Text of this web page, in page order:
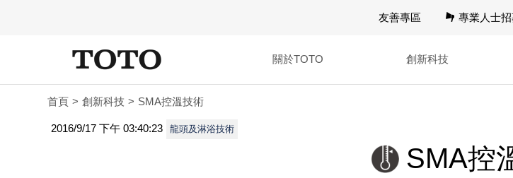
友善專區 專業人士招
關於TOTO 創新科技
首頁 創新科技 SMA控溫技術
2016/9/17 下午 03:40:23 龍頭及淋浴技術
SMA控